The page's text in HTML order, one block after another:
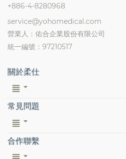
+886-4-8280968
service@yohomedical.com
營業人：佑合企業股份有限公司
統一編號：97210517
關於柔仕
常見問題
合作聯繫